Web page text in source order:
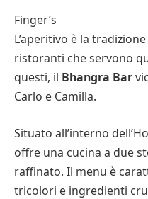
Finger’s
L’aperitivo è la
ristoranti che servono
questi, il Bhangra Bar
Carlo e Camilla.
Situato all’interno
offre una cucina a due
raffinato. Il menu è
tricolori e ingredienti